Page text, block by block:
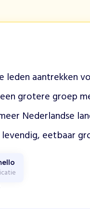
aantrekken
grotere groep
Nederlandse
eetbaar